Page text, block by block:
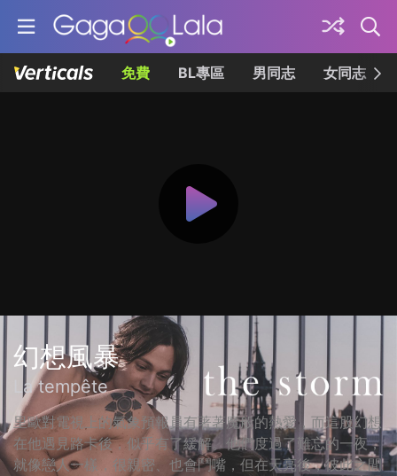
免費 BL專區 男同志 女同志
幻想風暴
La tempête
里歐對電視上的氣象預報員有著著魔般的熱愛，而這股幻想
在他遇見路卡後，似乎有了緩解。他們度過了難忘的一夜，
就像戀人一樣，很親密、也會鬥嘴，但在天亮後，彼此之間